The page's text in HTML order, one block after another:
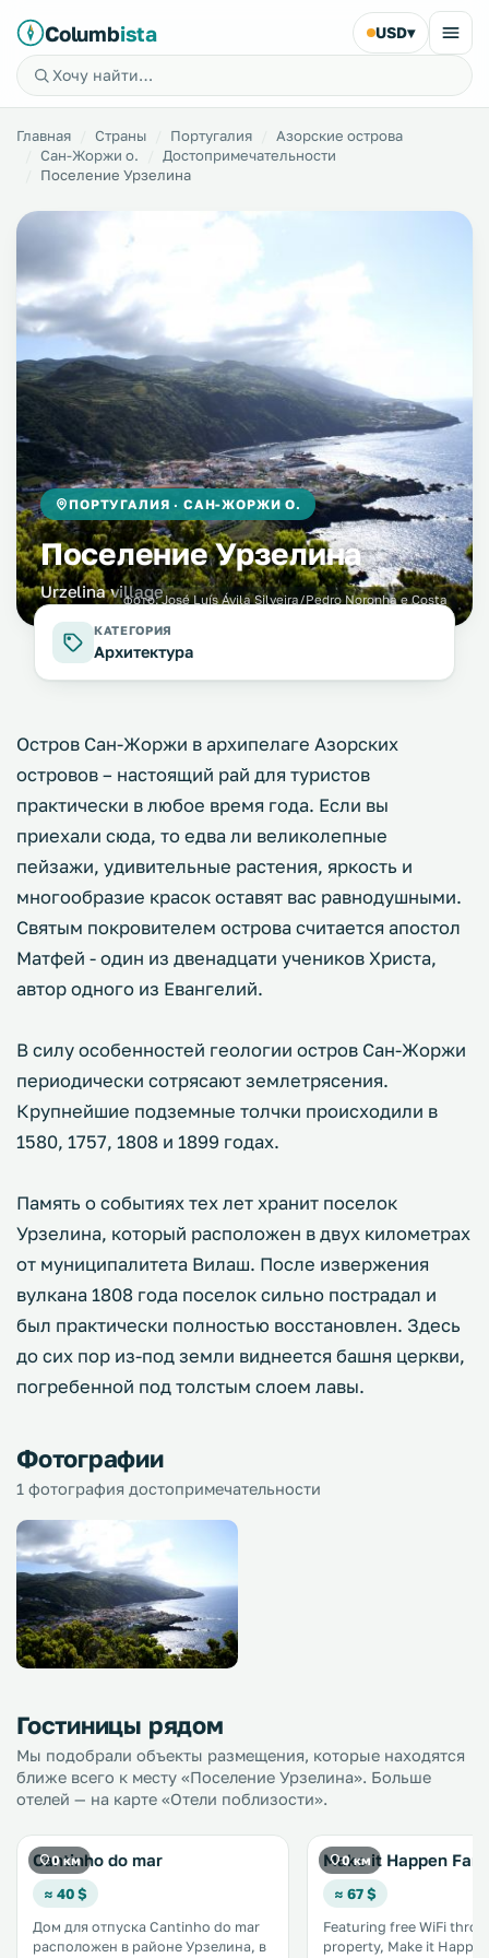
Columbista USD▾
Главная Страны Португалия
Азорские острова
Сан-Жоржи о.
Достопримечательности
Поселение Урзелина
ПОРТУГАЛИЯ · САН-ЖОРЖИ О.
Поселение Урзелина
Urzelina village
фото:José Luís Ávila Silveira/Pedro Noronha e Costa
КАТЕГОРИЯ
Архитектура
Остров Сан-Жоржи в архипелаге Азорских
островов – настоящий рай для туристов
практически в любое время года. Если вы
приехали сюда, то едва ли великолепные
пейзажи, удивительные растения, яркость и
многообразие красок оставят вас равнодушными.
Святым покровителем острова считается апостол
Матфей - один из двенадцати учеников Христа,
автор одного из Евангелий.
В силу особенностей геологии остров Сан-Жоржи
периодически сотрясают землетрясения.
Крупнейшие подземные толчки происходили в
1580, 1757, 1808 и 1899 годах.
Память о событиях тех лет хранит поселок
Урзелина, который расположен в двух километрах
от муниципалитета Вилаш. После извержения
вулкана 1808 года поселок сильно пострадал и
был практически полностью восстановлен. Здесь
до сих пор из-под земли виднеется башня церкви,
погребенной под толстым слоем лавы.
Фотографии
1 фотография достопримечательности
Гостиницы рядом
Мы подобрали объекты размещения, которые находятся
ближе всего к месту «Поселение Урзелина». Больше
отелей — на карте «Отели поблизости».
0 км
Cantinho do mar
≈ 40 $
Дом для отпуска Cantinho do mar
расположен в районе Урзелина, в
0 км
Make it Happen
≈ 67 $
Featuring free WiFi
property, Make it